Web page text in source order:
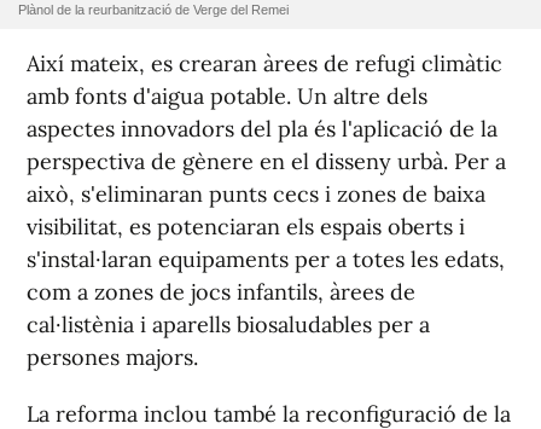
Plànol de la reurbanització de Verge del Remei
Així mateix, es crearan àrees de refugi climàtic
amb fonts d'aigua potable. Un altre dels
aspectes innovadors del pla és l'aplicació de la
perspectiva de gènere en el disseny urbà. Per a
això, s'eliminaran punts cecs i zones de baixa
visibilitat, es potenciaran els espais oberts i
s'instal·laran equipaments per a totes les edats,
com a zones de jocs infantils, àrees de
cal·listènia i aparells biosaludables per a
persones majors.
La reforma inclou també la reconfiguració de la